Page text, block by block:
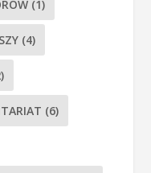
(1)
(4)
(6)